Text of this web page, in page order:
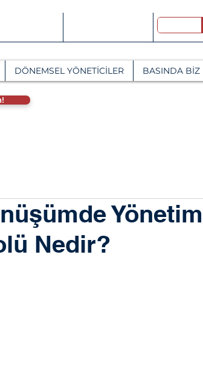
DÖNEMSEL YÖNETİCİLER BASINDA BİZ
Yönetim
Nedir?